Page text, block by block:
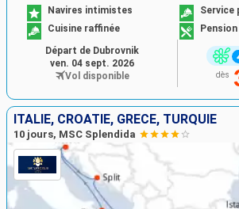
Navires intimistes
Service
Cuisine raffinée
dès
Départ de Dubrovnik
ven. 04 sept. 2026
Vol disponible
ITALIE, CROATIE, GRÈCE, TURQUIE
10 jours, MSC Splendida